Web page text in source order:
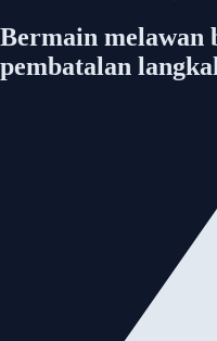
Bermain melawan
pembatalan